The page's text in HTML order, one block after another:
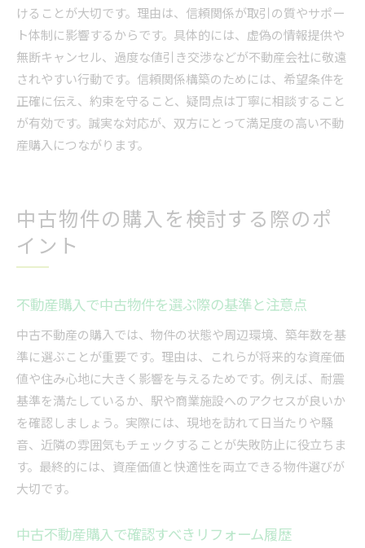
けることが大切です。理由は、信頼関係が取引の質やサポー
ト体制に影響するからです。具体的には、虚偽の情報提供や
無断キャンセル、過度な値引き交渉などが不動産会社に敬遠
されやすい行動です。信頼関係構築のためには、希望条件を
正確に伝え、約束を守ること、疑問点は丁寧に相談すること
が有効です。誠実な対応が、双方にとって満足度の高い不動
産購入につながります。
中古物件の購入を検討する際のポ
イント
不動産購入で中古物件を選ぶ際の基準と注意点
中古不動産の購入では、物件の状態や周辺環境、築年数を基
準に選ぶことが重要です。理由は、これらが将来的な資産価
値や住み心地に大きく影響を与えるためです。例えば、耐震
基準を満たしているか、駅や商業施設へのアクセスが良いか
を確認しましょう。実際には、現地を訪れて日当たりや騒
音、近隣の雰囲気もチェックすることが失敗防止に役立ちま
す。最終的には、資産価値と快適性を両立できる物件選びが
大切です。
中古不動産購入で確認すべきリフォーム履歴